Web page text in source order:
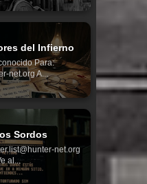
del Infierno
Para:
net.org A...
Sordos
net.org
al...